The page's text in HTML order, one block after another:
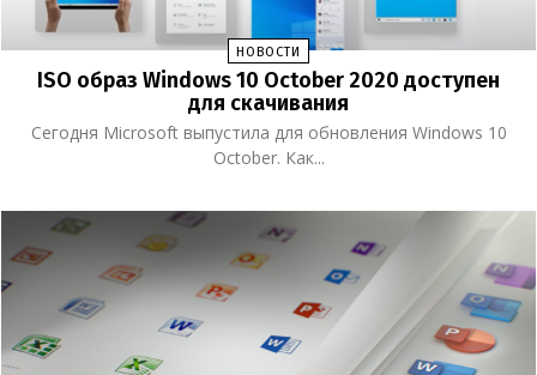
НОВОСТИ
ISO образ Windows 10 October 2020 доступен
для скачивания
Сегодня Microsoft выпустила для обновления Windows 10
October. Как...